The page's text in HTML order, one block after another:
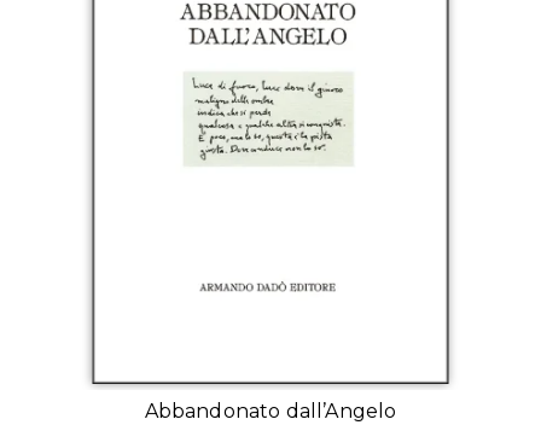
Abbandonato dall’Angelo